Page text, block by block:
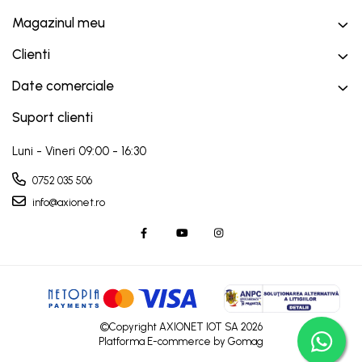
Magazinul meu
Clienti
Date comerciale
Suport clienti
Luni - Vineri 09:00 - 16:30
0752 035 506
info@axionet.ro
©Copyright AXIONET IOT SA 2026
Platforma E-commerce by Gomag